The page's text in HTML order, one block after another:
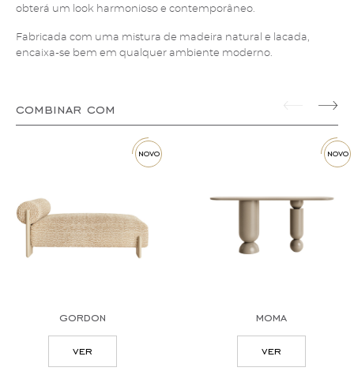
obterá um look harmonioso e contemporâneo.
Fabricada com uma mistura de madeira natural e lacada,
encaixa-se bem em qualquer ambiente moderno.
combinar com
novo
gordon
ver
novo
moma
ver